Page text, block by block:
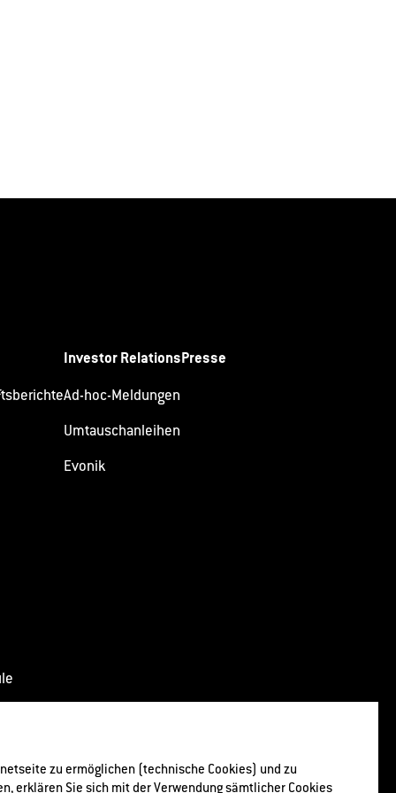
Investor Relations
Ad-hoc-Meldungen
Umtauschanleihen
Evonik
Presse
zu ermöglichen (technische Cookies) und zu
erklären Sie sich mit der Verwendung sämtlicher Cookies